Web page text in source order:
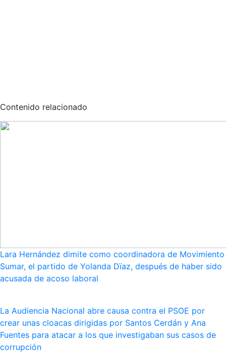
Contenido relacionado
Lara Hernández dimite como coordinadora de Movimiento
Sumar, el partido de Yolanda Dïaz, después de haber sido
acusada de acoso laboral
La Audiencia Nacional abre causa contra el PSOE por
crear unas cloacas dirigidas por Santos Cerdán y Ana
Fuentes para atacar a los que investigaban sus casos de
corrupción